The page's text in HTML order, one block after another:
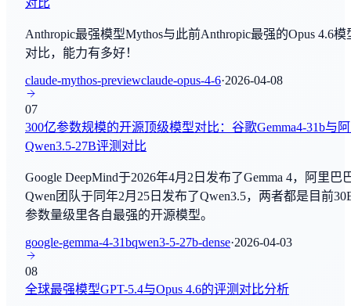
ByNVIDIA
ByGoogle Research
MiniMax M3
ByMiniMaxAI
DeepSeek-V4.1
ByDeepSeek-AI
Qwen3.7-Plus
Claude Sonnet 4.8
SWE Manager Lancer(Diamond)
编程与软件工程
LiveCodeBench
GPQA
AIME2025
综合评估
对比
Anthropic最强模型Mythos与此前Anthropic最强的Opus 4.6模
对比，能力有多好！
claude-mythos-previewclaude-opus-4-6·2026-04-08
07
300亿参数规模的开源顶级模型对比：谷歌Gemma4-31b与
Qwen3.5-27B评测对比
Google DeepMind于2026年4月2日发布了Gemma 4，阿里巴
Qwen团队于同年2月25日发布了Qwen3.5，两者都是目前
参数量级里各自最强的开源模型。
google-gemma-4-31bqwen3-5-27b-dense·2026-04-03
08
全球最强模型GPT-5.4与Opus 4.6的评测对比分析